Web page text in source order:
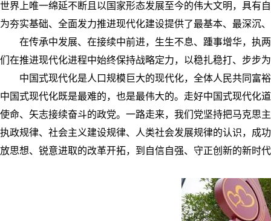
世界上唯一绵延不断且以国家形态发展至今的伟大文明，具有
为夯实基础、全面发力推进现代化建设提供了最基本、最深沉
在传承中发展、在接续中前进，生生不息、踵事增华，执
们在推进现代化进程中始终保持战略定力，以稳扎稳打、步步
中国式现代化是人口规模巨大的现代化，全体人民共同富
中国式现代化既是最难的，也是最伟大的。走好中国式现代化
使命、矢志接续奋斗的政党。一路走来，我们党坚持把马克思
执政规律、社会主义建设规律、人类社会发展规律的认识，成
放思想、锐意进取的改革开拓，到自信自强、守正创新的新时